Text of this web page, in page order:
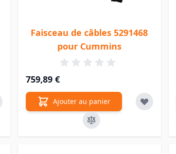
Faisceau de câbles 5291468
pour Cummins
759,89 €
Ajouter au panier